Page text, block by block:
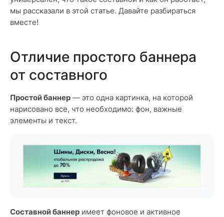
мы рассказали в этой статье. Давайте разбираться
вместе!
Отличие простого баннера
от составного
Простой баннер — это одна картинка, на которой
нарисовано все, что необходимо: фон, важные
элементы и текст.
Составной баннер имеет фоновое и активное